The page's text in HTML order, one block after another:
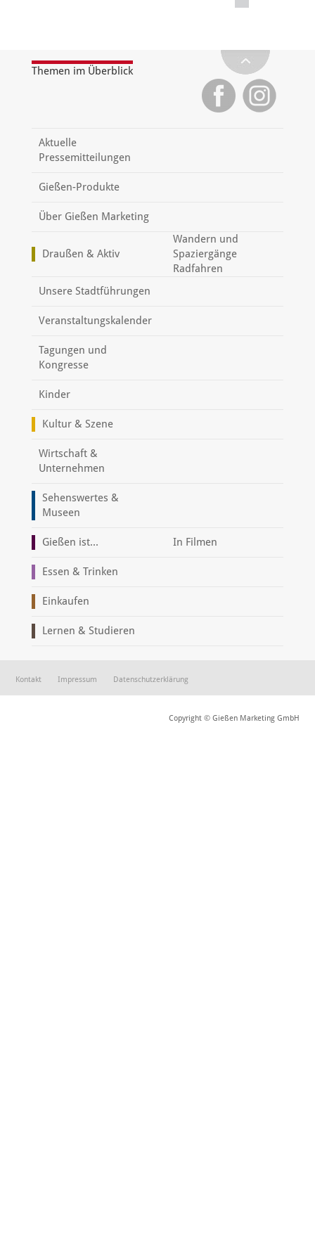
Themen im Überblick
Aktuelle
Pressemitteilungen
Gießen-Produkte
Über Gießen Marketing
Draußen & Aktiv
Wandern und
Spaziergänge
Radfahren
Unsere Stadtführungen
Veranstaltungskalender
Tagungen und
Kongresse
Kinder
Kultur & Szene
Wirtschaft &
Unternehmen
Sehenswertes &
Museen
Gießen ist... In Filmen
Essen & Trinken
Einkaufen
Lernen & Studieren
Kontakt Impressum Datenschutzerklärung
Copyright © Gießen Marketing GmbH